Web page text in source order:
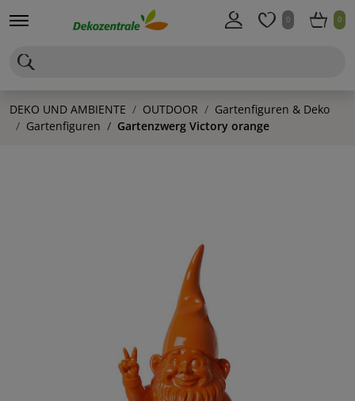
0 0
DEKO UND AMBIENTE OUTDOOR
Gartenfiguren & Deko
Gartenfiguren
Gartenzwerg Victory orange